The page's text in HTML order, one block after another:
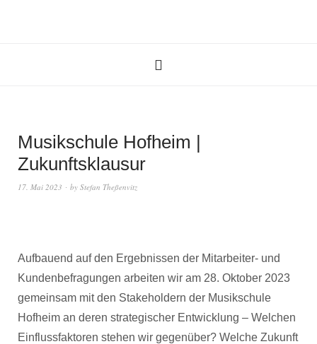
Musikschule Hofheim |
Zukunftsklausur
17. Mai 2023 by Stefan Theßenvitz
Aufbauend auf den Ergebnissen der Mitarbeiter- und
Kundenbefragungen arbeiten wir am 28. Oktober 2023
gemeinsam mit den Stakeholdern der Musikschule
Hofheim an deren strategischer Entwicklung – Welchen
Einflussfaktoren stehen wir gegenüber? Welche Zukunft